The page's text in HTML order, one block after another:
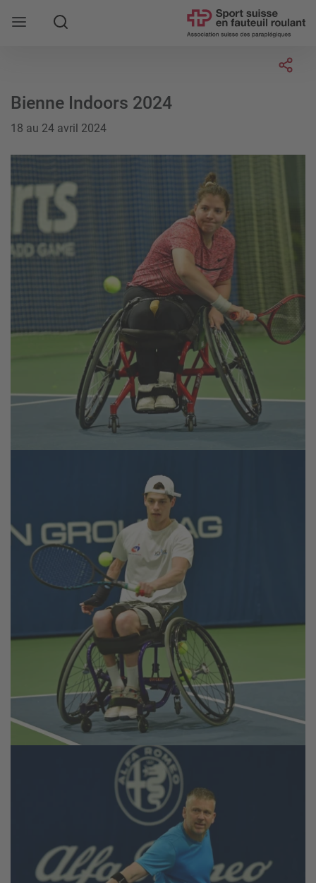
Rechercher
Bienne Indoors 2024
18 au 24 avril 2024